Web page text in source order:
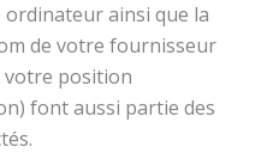
ainsi que la
de votre fournisseur
votre position
font aussi partie des